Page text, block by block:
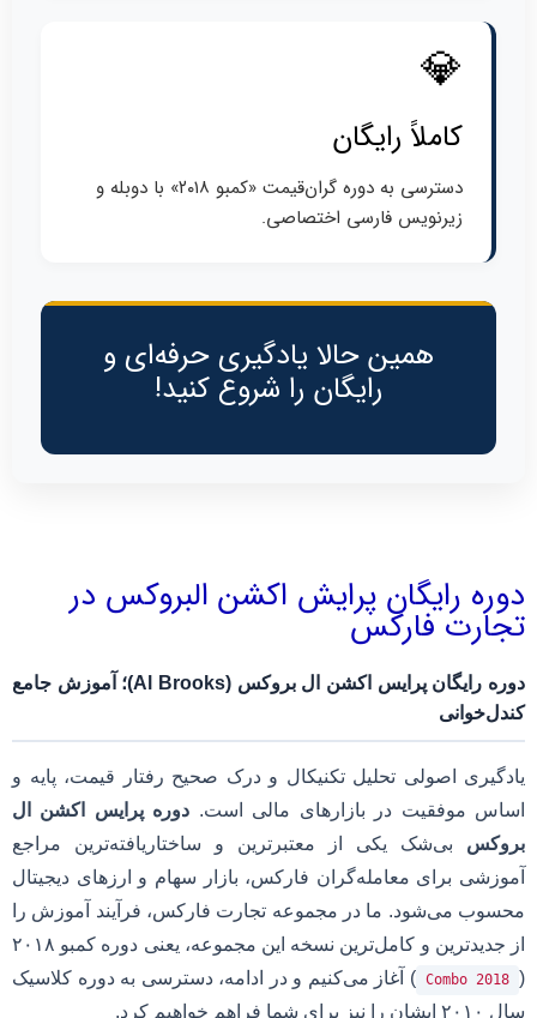
💎
کاملاً رایگان
دسترسی به دوره گران‌قیمت «کمبو ۲۰۱۸» با دوبله و
زیرنویس فارسی اختصاصی.
همین حالا یادگیری حرفه‌ای و
رایگان را شروع کنید!
دوره رایگان پرایش اکشن البروکس در
تجارت فارکس
دوره رایگان پرایس اکشن ال بروکس (Al Brooks)؛ آموزش جامع
کندل‌خوانی
یادگیری اصولی تحلیل تکنیکال و درک صحیح رفتار قیمت، پایه و
اساس موفقیت در بازارهای مالی است. دوره پرایس اکشن ال
بروکس بی‌شک یکی از معتبرترین و ساختاریافته‌ترین مراجع
آموزشی برای معامله‌گران فارکس، بازار سهام و ارزهای دیجیتال
محسوب می‌شود. ما در مجموعه تجارت فارکس، فرآیند آموزش را
از جدیدترین و کامل‌ترین نسخه این مجموعه، یعنی دوره کمبو ۲۰۱۸
(
Combo 2018 ) آغاز می‌کنیم و در ادامه، دسترسی به دوره کلاسیک
سال ۲۰۱۰ ایشان را نیز برای شما فراهم خواهیم کرد.